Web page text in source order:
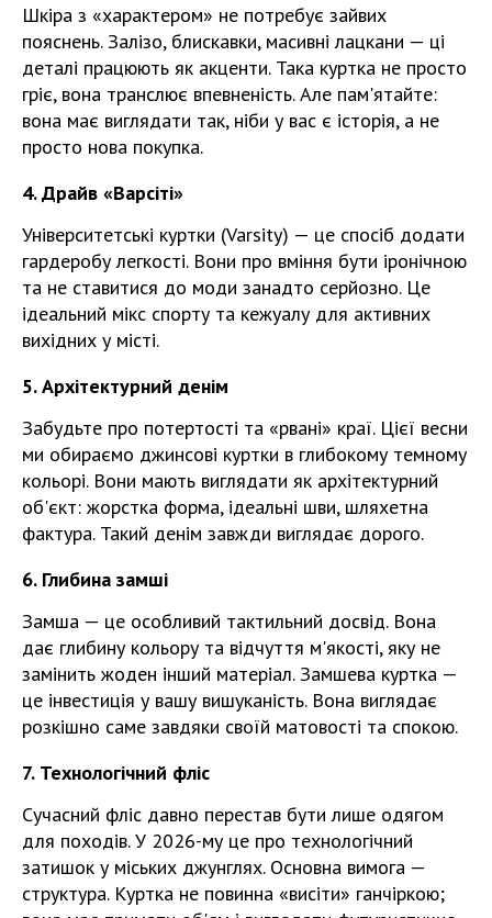
Шкіра з «характером» не потребує зайвих
пояснень. Залізо, блискавки, масивні лацкани — ці
деталі працюють як акценти. Така куртка не просто
гріє, вона транслює впевненість. Але пам'ятайте:
вона має виглядати так, ніби у вас є історія, а не
просто нова покупка.
4. Драйв «Варсіті»
Університетські куртки (Varsity) — це спосіб додати
гардеробу легкості. Вони про вміння бути іронічною
та не ставитися до моди занадто серйозно. Це
ідеальний мікс спорту та кежуалу для активних
вихідних у місті.
5. Архітектурний денім
Забудьте про потертості та «рвані» краї. Цієї весни
ми обираємо джинсові куртки в глибокому темному
кольорі. Вони мають виглядати як архітектурний
об'єкт: жорстка форма, ідеальні шви, шляхетна
фактура. Такий денім завжди виглядає дорого.
6. Глибина замші
Замша — це особливий тактильний досвід. Вона
дає глибину кольору та відчуття м'якості, яку не
замінить жоден інший матеріал. Замшева куртка —
це інвестиція у вашу вишуканість. Вона виглядає
розкішно саме завдяки своїй матовості та спокою.
7. Технологічний фліс
Сучасний фліс давно перестав бути лише одягом
для походів. У 2026-му це про технологічний
затишок у міських джунглях. Основна вимога —
структура. Куртка не повинна «висіти» ганчіркою;